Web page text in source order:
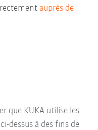
auprès de
que KUKA utilise les
dessus à des fins de